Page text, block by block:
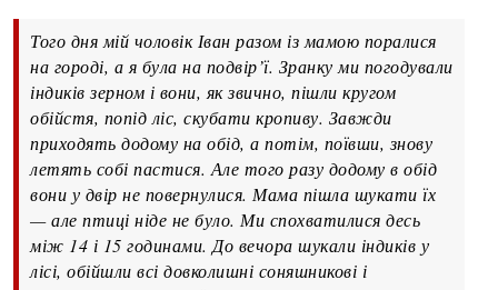
Того дня мій чоловік Іван разом із мамою поралися
на городі, а я була на подвір’ї. Зранку ми погодували
індиків зерном і вони, як звично, пішли кругом
обійстя, попід ліс, скубати кропиву. Завжди
приходять додому на обід, а потім, поївши, знову
летять собі пастися. Але того разу додому в обід
вони у двір не повернулися. Мама пішла шукати їх
— але птиці ніде не було. Ми спохватилися десь
між 14 і 15 годинами. До вечора шукали індиків у
лісі, обійшли всі довколишні соняшникові і